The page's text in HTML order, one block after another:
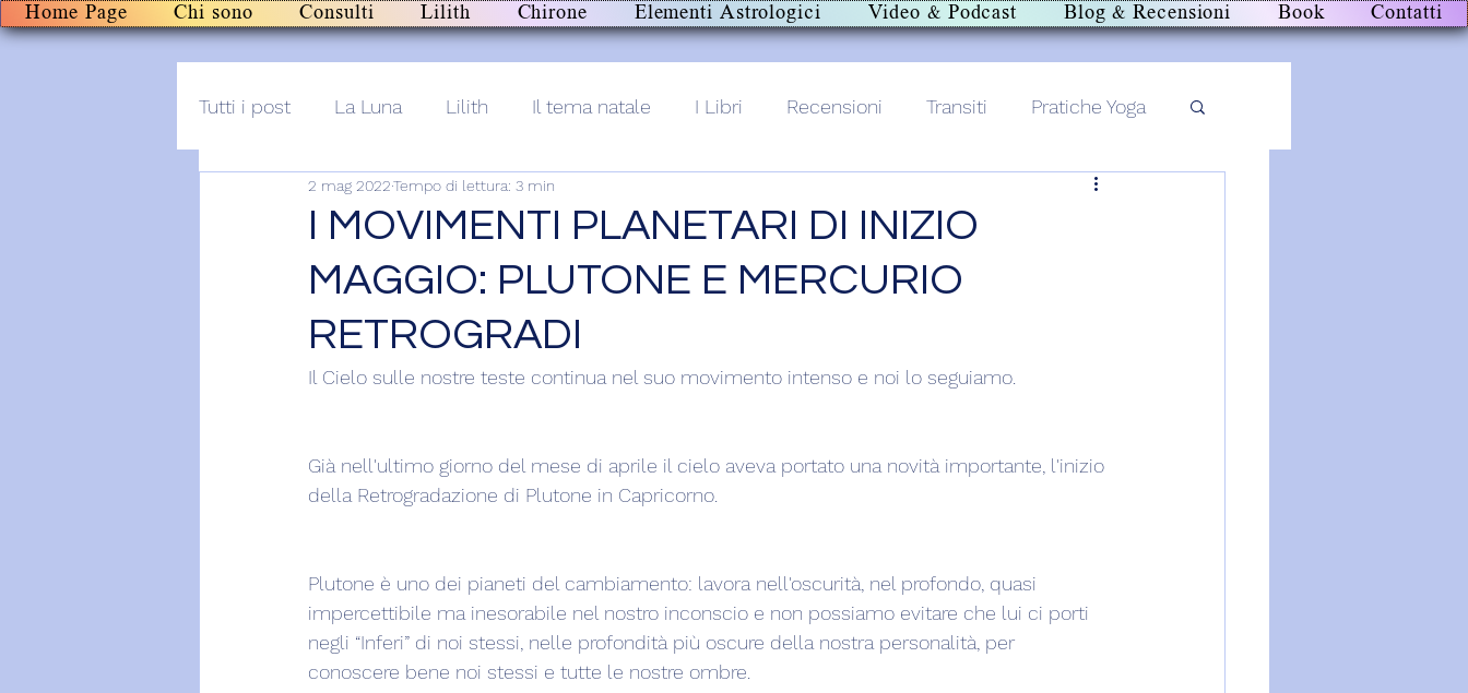
Home Page Chi sono Consulti Lilith Chirone Elementi Astrologici Video & Podcast Blog & Recensioni Book Contatti
Tutti i post La Luna Lilith Il tema natale I Libri Recensioni Transiti Pratiche Yoga
Post+audio Lilith+
I MOVIMENTI PLANETARI DI INIZIO
MAGGIO: PLUTONE E MERCURIO
RETROGRADI
2 mag 2022Tempo di lettura: 3 min
Il Cielo sulle nostre teste continua nel suo movimento intenso e noi lo seguiamo.
Già nell'ultimo giorno del mese di aprile il cielo aveva portato una novità importante, l'inizio
della Retrogradazione di Plutone in Capricorno.
Plutone è uno dei pianeti del cambiamento: lavora nell'oscurità, nel profondo, quasi
impercettibile ma inesorabile nel nostro inconscio e non possiamo evitare che lui ci porti
negli “Inferi” di noi stessi, nelle profondità più oscure della nostra personalità, per
conoscere bene noi stessi e tutte le nostre ombre.